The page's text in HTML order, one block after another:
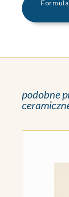
podobne